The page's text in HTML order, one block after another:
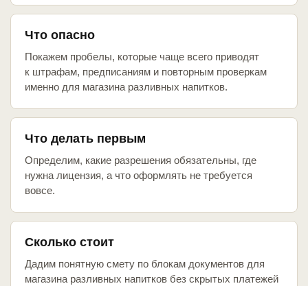
Что опасно
Покажем пробелы, которые чаще всего приводят
к штрафам, предписаниям и повторным проверкам
именно для магазина разливных напитков.
Что делать первым
Определим, какие разрешения обязательны, где
нужна лицензия, а что оформлять не требуется
вовсе.
Сколько стоит
Дадим понятную смету по блокам документов для
магазина разливных напитков без скрытых платежей